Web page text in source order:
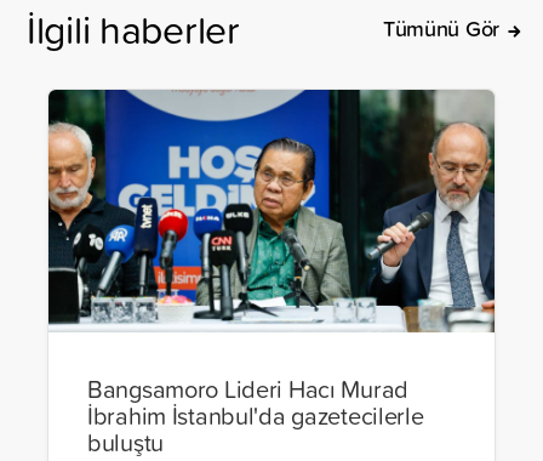
İlgili haberler Tümünü Gör
Bangsamoro Lideri Hacı Murad
İbrahim İstanbul'da gazetecilerle
buluştu